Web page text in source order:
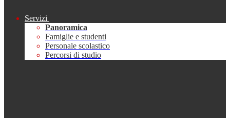
Servizi
Panoramica
Famiglie e studenti
Personale scolastico
Percorsi di studio